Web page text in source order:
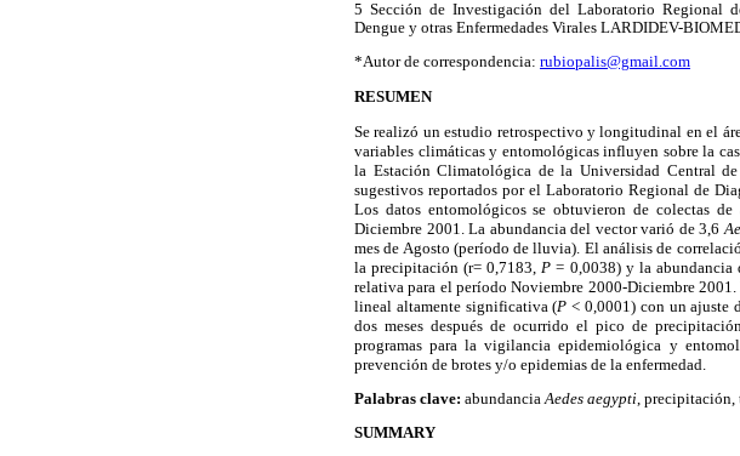
5 Sección de Investigación del Laboratorio Regional
Dengue y otras Enfermedades Virales LARDIDEV-
*Autor de correspondencia: rubiopalis@gmail.com
RESUMEN
Se realizó un estudio retrospectivo y longitudinal en el
variables climáticas y entomológicas influyen sobre la
la Estación Climatológica de la Universidad Central
sugestivos reportados por el Laboratorio Regional de
Los datos entomológicos se obtuvieron de colectas
Diciembre 2001. La abundancia del vector varió de 3,6
mes de Agosto (período de lluvia). El análisis de
la precipitación (r= 0,7183,P= 0,0038) y la abundancia
relativa para el período Noviembre 2000-Diciembre 2001.
lineal altamente significativa (P< 0,0001) con un ajuste
dos meses después de ocurrido el pico de
programas para la vigilancia epidemiológica y
prevención de brotes y/o epidemias de la enfermedad.
Palabras clave: abundanciaAedes aegypti, precipitación,
SUMMARY